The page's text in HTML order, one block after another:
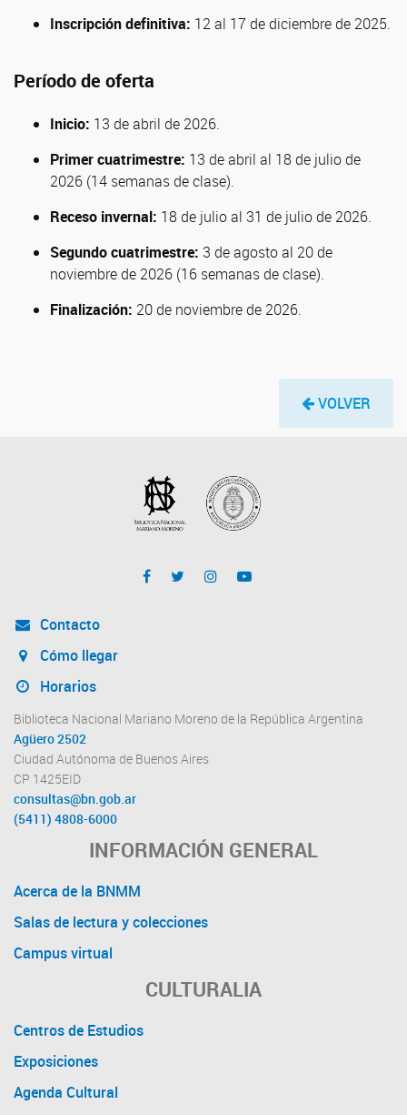
Inscripción definitiva: 12 al 17 de diciembre de 2025.
Período de oferta
Inicio: 13 de abril de 2026.
Primer cuatrimestre: 13 de abril al 18 de julio de
2026 (14 semanas de clase).
Receso invernal: 18 de julio al 31 de julio de 2026.
Segundo cuatrimestre: 3 de agosto al 20 de
noviembre de 2026 (16 semanas de clase).
Finalización: 20 de noviembre de 2026.
VOLVER
Contacto
Cómo llegar
Horarios
Biblioteca Nacional Mariano Moreno de la República Argentina
Agüero 2502
Ciudad Autónoma de Buenos Aires
CP 1425EID
consultas@bn.gob.ar
(5411) 4808-6000
INFORMACIÓN GENERAL
Acerca de la BNMM
Salas de lectura y colecciones
Campus virtual
CULTURALIA
Centros de Estudios
Exposiciones
Agenda Cultural